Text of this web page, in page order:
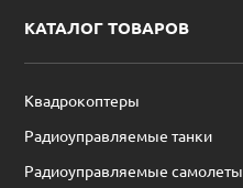
КАТАЛОГ ТОВАРОВ
Квадрокоптеры
Радиоуправляемые танки
Радиоуправляемые самолеты